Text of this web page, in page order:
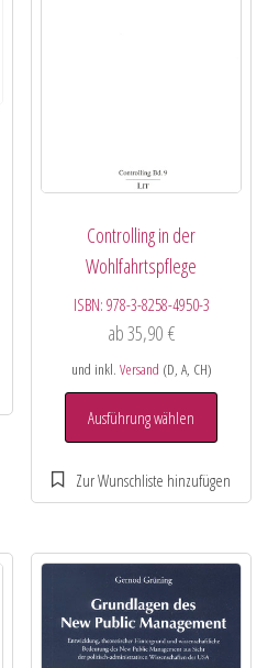
Controlling in der
Wohlfahrtspflege
ISBN: 978-3-8258-4950-3
ab35,90 €
und inkl. Versand (D, A, CH)
Ausführung wählen